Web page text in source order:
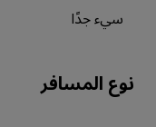
سيء جدًا
نوع المسافر